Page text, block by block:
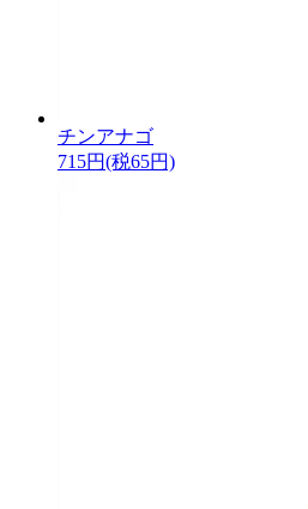
チンアナゴ
715円(税65円)